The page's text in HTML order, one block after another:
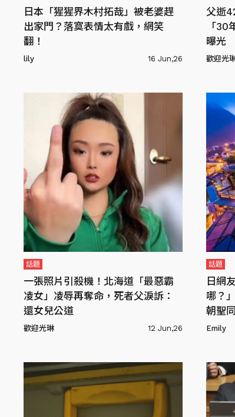
日本「猩猩界木村拓哉」被老婆趕
出家門？落寞表情太有戲，網笑
翻！
lily 16 Jun,26
父逝
「30
曝光
歡迎光
話題
一張照片引殺機！北海道「最惡霸
凌女」凌辱再奪命，死者父淚訴：
還女兒公道
歡迎光琳 12 Jun,26
話題
日網
哪？
朝聖
Emily